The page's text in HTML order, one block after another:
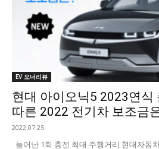
EV 오너리뷰
현대 아이오닉5 2023연식
따른 2022 전기차 보조금
2022.07.25
늘어난 1회 충전 최대 주행거리 현대자동